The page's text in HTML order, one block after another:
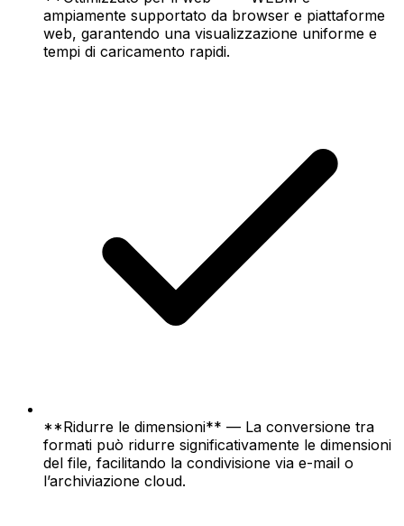
ampiamente supportato da browser e piattaforme
web, garantendo una visualizzazione uniforme e
tempi di caricamento rapidi.
**Ridurre le dimensioni** — La conversione tra
formati può ridurre significativamente le dimensioni
del file, facilitando la condivisione via e-mail o
l’archiviazione cloud.